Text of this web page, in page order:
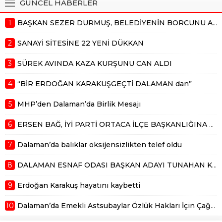
başlanlığa aday olduğunu
GÜNCEL HABERLER
1 BAŞKAN SEZER DURMUŞ, BELEDİYENİN BORCUNU AÇIKLADI
2 SANAYİ SİTESİNE 22 YENİ DÜKKAN
3 SÜREK AVINDA KAZA KURŞUNU CAN ALDI
4 “BİR ERDOĞAN KARAKUŞGEÇTİ DALAMAN dan”
5 MHP’den Dalaman’da Birlik Mesajı
6 ERSEN BAĞ, İYİ PARTİ ORTACA İLÇE BAŞKANLIĞINA ADAY
7 Dalaman’da balıklar oksijensizlikten telef oldu
8 DALAMAN ESNAF ODASI BAŞKAN ADAYI TUNAHAN KÜÇÜK’TEN DALAMAN ESNAFLARININ FAYDALANABİLECEĞİ EĞİTİM ANLAŞMASI
9 Erdoğan Karakuş hayatını kaybetti
10 Dalaman’da Emekli Astsubaylar Özlük Hakları İçin Çağrı yaptı